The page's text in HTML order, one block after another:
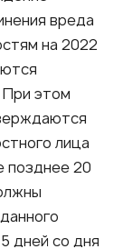
вреда
на 2022
этом
лица
позднее 20
дней со дня